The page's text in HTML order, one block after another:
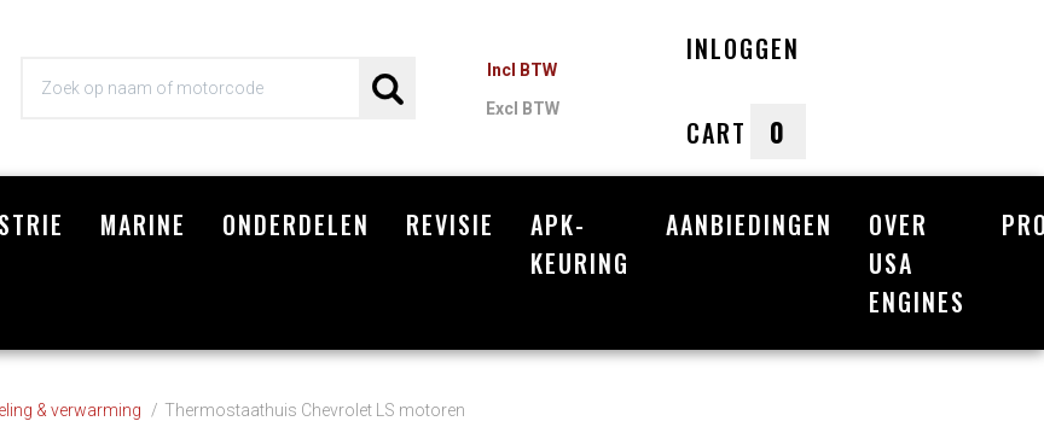
Incl BTW
Excl BTW
INLOGGEN
CART 0
Winkelwagen
MARINE ONDERDELEN REVISIE
APK-
KEURING
AANBIEDINGEN
OVER
USA
ENGINES
& verwarming Thermostaathuis Chevrolet LS motoren